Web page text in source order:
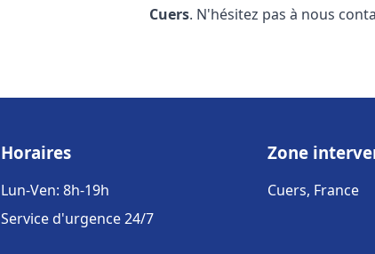
Cuers. N'hésitez pas à nous
Horaires
Lun-Ven: 8h-19h
Service d'urgence 24/7
Zone
Cuers, France